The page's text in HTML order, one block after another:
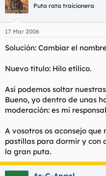
Puta rata traicionera
17 Mar 2006
Solución: Cambiar el
Nuevo título: Hilo etílico.
Así podemos soltar
Bueno, yo dentro de unas
moderación: es mi
A vosotros os aconsejo que
pastillas para dormir y con
la gran puta.